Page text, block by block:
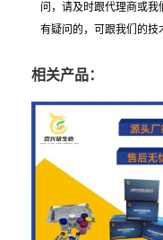
问，请及时跟代理商或
有疑问的，可跟我们的技
相关产品：